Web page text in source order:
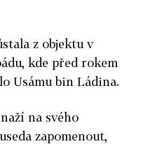
z objektu v
kde před rokem
Usámu bin Ládina.
na svého
zapomenout,